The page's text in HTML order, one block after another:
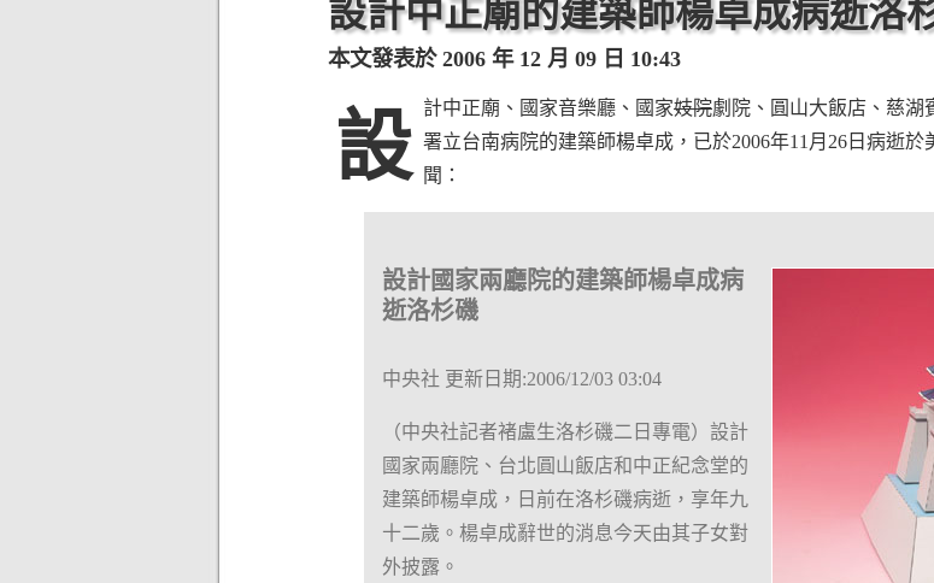
設計中正廟的建築師楊卓成病逝洛
本文發表於 2006 年 12 月 09 日 10:43
設 計中正廟、國家音樂廳、國家妓院劇院、圓山大飯店、慈湖
署立台南病院的建築師楊卓成，已於2006年11月26日病逝
聞：
設計國家兩廳院的建築師楊卓成病
逝洛杉磯
中央社 更新日期:2006/12/03 03:04
（中央社記者褚盧生洛杉磯二日專電）設計
國家兩廳院、台北圓山飯店和中正紀念堂的
建築師楊卓成，日前在洛杉磯病逝，享年九
十二歲。楊卓成辭世的消息今天由其子女對
外披露。